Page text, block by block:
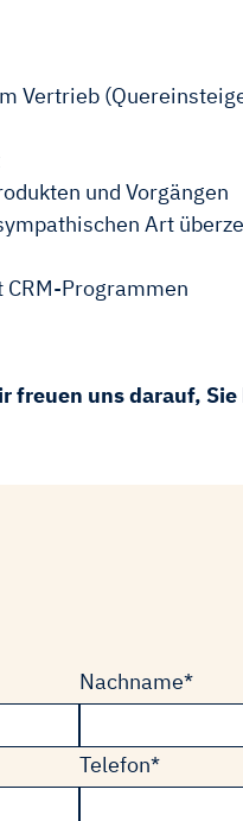
Vertrieb
und Vorgängen
Art
Programmen
freuen uns darauf,
Pflichtfeld
Nachname*
Pflichtfeld
Telefon*